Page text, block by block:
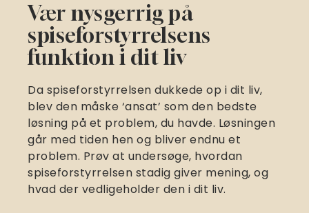
Vær nysgerrig på
spiseforstyrrelsens
funktion i dit liv
Da spiseforstyrrelsen dukkede op i dit liv,
blev den måske ‘ansat’ som den bedste
løsning på et problem, du havde. Løsningen
går med tiden hen og bliver endnu et
problem. Prøv at undersøge, hvordan
spiseforstyrrelsen stadig giver mening, og
hvad der vedligeholder den i dit liv.